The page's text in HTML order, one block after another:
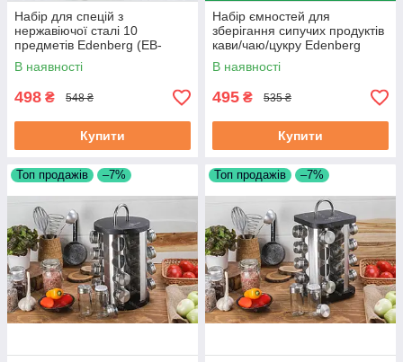
Набір для спецій з
нержавіючої сталі 10
предметів Edenberg (EB-
3500)
В наявності
498 ₴ 548 ₴
Купити
Набір ємностей для
зберігання сипучих продуктів
кави/чаю/цукру Edenberg
(EB-142)
В наявності
495 ₴ 535 ₴
Купити
Топ продажів –7% Топ продажів –7%